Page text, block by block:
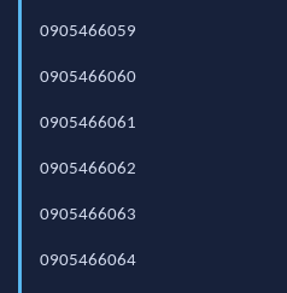
0905466059
0905466060
0905466061
0905466062
0905466063
0905466064